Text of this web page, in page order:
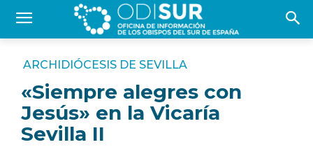
ARCHIDIÓCESIS DE SEVILLA
«Siempre alegres con
Jesús» en la Vicaría
Sevilla II